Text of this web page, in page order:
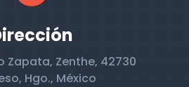
Zapata, Zenthe, 42730
Hgo., México